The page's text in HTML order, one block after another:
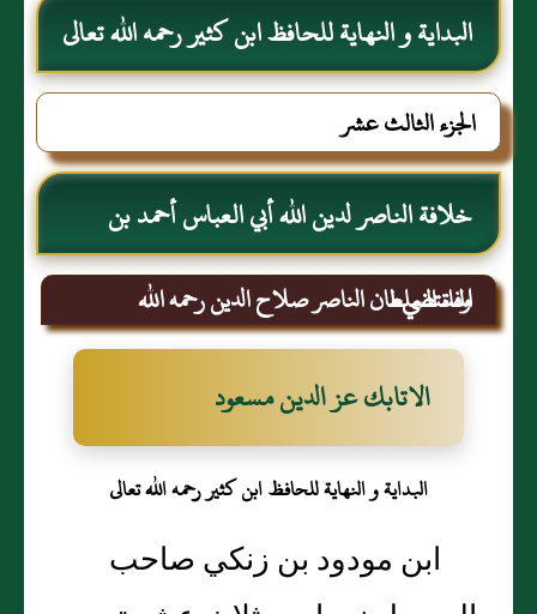
البداية و النهاية للحافظ ابن كثير رحمه الله تعالى
الجزء الثالث عشر
خلافة الناصر لدين الله أبي العباس أحمد بن
المستضيء
وفاة السلطان الناصر صلاح الدين رحمه الله
الاتابك عز الدين مسعود
البداية و النهاية للحافظ ابن كثير رحمه الله تعالى
ابن مودود بن زنكي صاحب